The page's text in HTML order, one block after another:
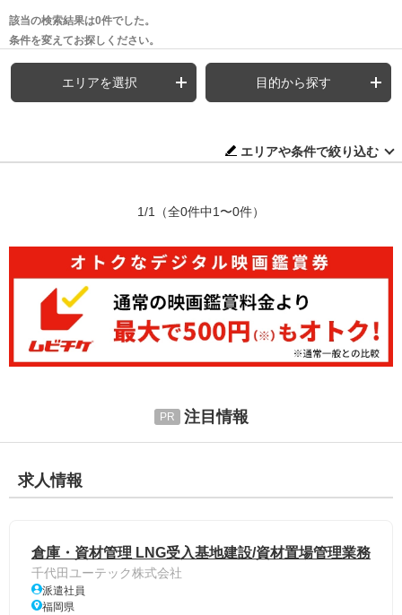
該当の検索結果は0件でした。
条件を変えてお探しください。
エリアを選択 目的から探す
エリアや条件で絞り込む
1/1 （全0件中1〜0件）
注目情報
求人情報
倉庫・資材管理 LNG受入基地建設/資材置場管理業務
千代田ユーテック株式会社
派遣社員
福岡県